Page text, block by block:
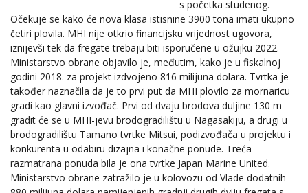
s početka studenog.
Očekuje se kako će nova klasa istisnine 3900 tona imati ukupno
četiri plovila. MHI nije otkrio financijsku vrijednost ugovora,
iznijevši tek da fregate trebaju biti isporučene u ožujku 2022.
Ministarstvo obrane objavilo je, međutim, kako je u fiskalnoj
godini 2018. za projekt izdvojeno 816 milijuna dolara. Tvrtka je
također naznačila da je to prvi put da MHI plovilo za mornaricu
gradi kao glavni izvođač. Prvi od dvaju brodova duljine 130 m
gradit će se u MHI-jevu brodogradilištu u Nagasakiju, a drugi u
brodogradilištu Tamano tvrtke Mitsui, podizvođača u projektu i
konkurenta u odabiru dizajna i konačne ponude. Treća
razmatrana ponuda bila je ona tvrtke Japan Marine United.
Ministarstvo obrane zatražilo je u kolovozu od Vlade dodatnih